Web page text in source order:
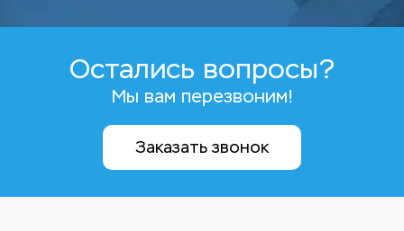
Остались вопросы?
Мы вам перезвоним!
Заказать звонок